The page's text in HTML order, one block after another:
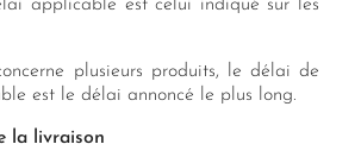
applicable est celui indiqué sur les
plusieurs produits, le délai de
est le délai annoncé le plus long.
la livraison